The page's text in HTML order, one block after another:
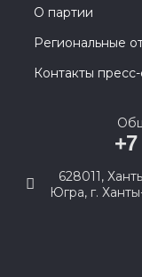
О партии
Региональные
Контакты
628011,
Югра, г.